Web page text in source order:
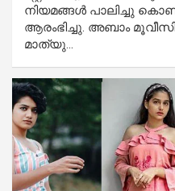
നിയമങ്ങള്‍ പാലിച്ചു
ആരംഭിച്ചു. അബാം
മാത്യു…